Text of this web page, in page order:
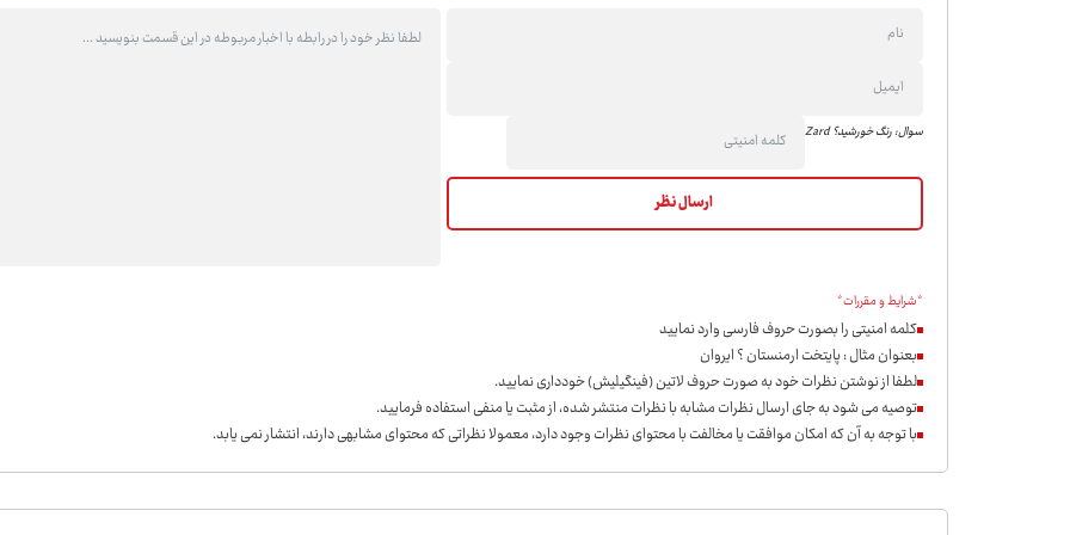
سوال: رنگ خورشید؟ Zard
*شرایط و مقررات*
کلمه امنیتی را بصورت حروف فارسی وارد نمایید
بعنوان مثال : پایتخت ارمنستان ؟ ایروان
لطفا از نوشتن نظرات خود به صورت حروف لاتین (فینگیلیش) خودداری نمايید.
توصیه می شود به جای ارسال نظرات مشابه با نظرات منتشر شده، از مثبت یا منفی استفاده فرمایید.
با توجه به آن که امکان موافقت یا مخالفت با محتوای نظرات وجود دارد، معمولا نظراتی که محتوای مشابهی دارند، انتشار نمی یابد.